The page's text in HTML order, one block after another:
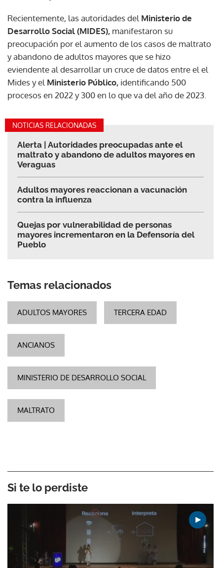
Recientemente, las autoridades del Ministerio de
Desarrollo Social (MIDES), manifestaron su
preocupación por el aumento de los casos de maltrato
y abandono de adultos mayores que se hizo
eviendente al desarrollar un cruce de datos entre el el
Mides y el Ministerio Público, identificando 500
procesos en 2022 y 300 en lo que va del año de 2023.
NOTICIAS RELACIONADAS
Alerta | Autoridades preocupadas ante el
maltrato y abandono de adultos mayores en
Veraguas
Adultos mayores reaccionan a vacunación
contra la influenza
Quejas por vulnerabilidad de personas
mayores incrementaron en la Defensoría del
Pueblo
Temas relacionados
ADULTOS MAYORES TERCERA EDAD
ANCIANOS
MINISTERIO DE DESARROLLO SOCIAL
MALTRATO
Si te lo perdiste